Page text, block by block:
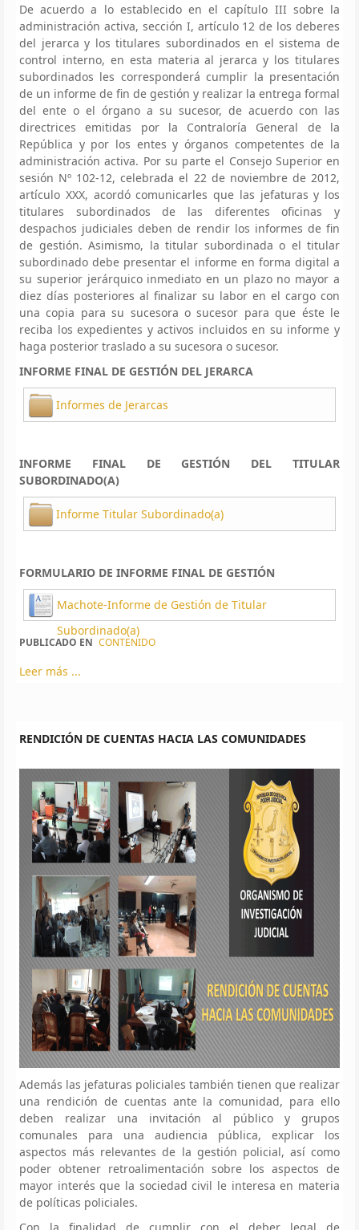
De acuerdo a lo establecido en el capítulo III sobre la
administración activa, sección I, artículo 12 de los deberes
del jerarca y los titulares subordinados en el sistema de
control interno, en esta materia al jerarca y los titulares
subordinados les corresponderá cumplir la presentación
de un informe de fin de gestión y realizar la entrega formal
del ente o el órgano a su sucesor, de acuerdo con las
directrices emitidas por la Contraloría General de la
República y por los entes y órganos competentes de la
administración activa. Por su parte el Consejo Superior en
sesión Nº 102-12, celebrada el 22 de noviembre de 2012,
artículo XXX, acordó comunicarles que las jefaturas y los
titulares subordinados de las diferentes oficinas y
despachos judiciales deben de rendir los informes de fin
de gestión. Asimismo, la titular subordinada o el titular
subordinado debe presentar el informe en forma digital a
su superior jerárquico inmediato en un plazo no mayor a
diez días posteriores al finalizar su labor en el cargo con
una copia para su sucesora o sucesor para que éste le
reciba los expedientes y activos incluidos en su informe y
haga posterior traslado a su sucesora o sucesor.
INFORME FINAL DE GESTIÓN DEL JERARCA
Informes de Jerarcas
INFORME FINAL DE GESTIÓN DEL TITULAR
SUBORDINADO(A)
Informe Titular Subordinado(a)
FORMULARIO DE INFORME FINAL DE GESTIÓN
Machote-Informe de Gestión de Titular
Subordinado(a)
PUBLICADO EN CONTENIDO
Leer más ...
RENDICIÓN DE CUENTAS HACIA LAS COMUNIDADES
Además las jefaturas policiales también tienen que realizar
una rendición de cuentas ante la comunidad, para ello
deben realizar una invitación al público y grupos
comunales para una audiencia pública, explicar los
aspectos más relevantes de la gestión policial, así como
poder obtener retroalimentación sobre los aspectos de
mayor interés que la sociedad civil le interesa en materia
de políticas policiales.